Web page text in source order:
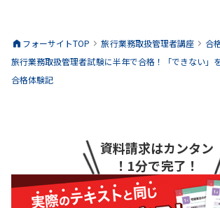
フォーサイトTOP 旅行業務取扱管理者講座
合
旅行業務取扱管理者試験に半年で合格！「できない」
合格体験記
資料請求はカンタン
！1分で完了！